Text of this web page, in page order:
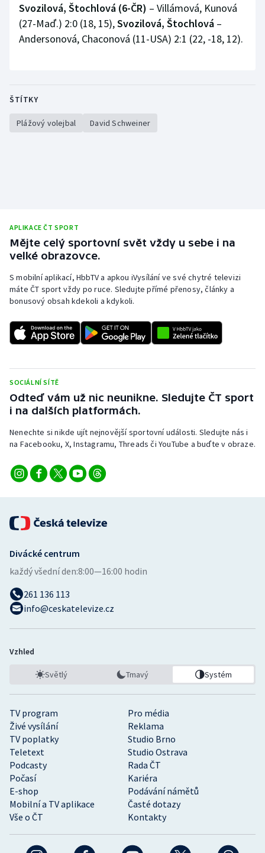
Short track
Sportovní střelba
Triatlon
Veslování
Svozilová, Štochlová (6-ČR) – Villámová, Kunová
(27-Maď.) 2:0 (18, 15),Svozilová, Štochlová –
Andersonová, Chaconová (11-USA) 2:1 (22, -18, 12).
ŠTÍTKY
Plážový volejbal David Schweiner
APLIKACE ČT SPORT
Mějte celý sportovní svět vždy u sebe i na
velké obrazovce.
S mobilní aplikací, HbbTV a apkou iVysílání ve své chytré televizi
máte ČT sport vždy po ruce. Sledujte přímé přenosy, články a
bonusový obsah kdekoli a kdykoli.
SOCIÁLNÍ SÍTĚ
Odteď vám už nic neunikne. Sledujte ČT sport
i na dalších platformách.
Nenechte si nikde ujít nejnovější sportovní události. Sledujte nás i
na Facebooku, X, Instagramu, Threads či YouTube a buďte v obraze.
TV program
Pro média
Živé vysílání
Reklama
TV poplatky
Studio Brno
Teletext
Studio Ostrava
Podcasty
Rada ČT
Počasí
Kariéra
E-shop
Podávání námětů
Mobilní a TV aplikace
Časté dotazy
Vše o ČT
Kontakty
Divácké centrum
každý všední den:8:00—16:00 hodin
261 136 113
info@ceskatelevize.cz
Vzhled
Světlý Tmavý Systém